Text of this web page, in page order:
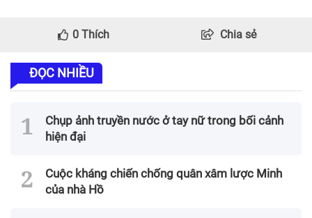
0 Thích Chia sẻ
ĐỌC NHIỀU
Chụp ảnh truyền nước ở tay nữ trong bối cảnh
hiện đại
Cuộc kháng chiến chống quân xâm lược Minh
của nhà Hồ